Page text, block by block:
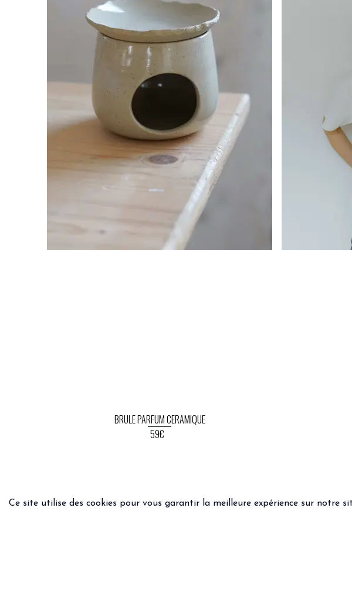
Ce site utilise des cookies pour vous garantir la meilleure expérience sur notre
BRULE PARFUM CERAMIQUE
59€